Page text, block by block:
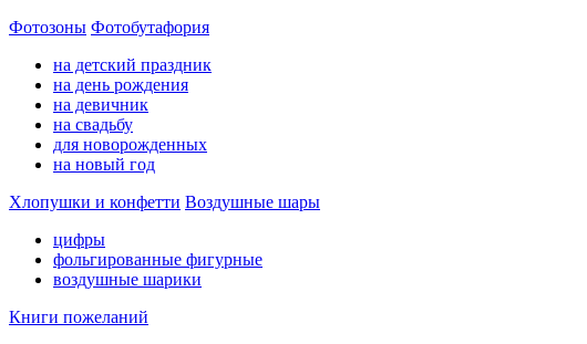
Фотозоны Фотобутафория
на детский праздник
на день рождения
на девичник
на свадьбу
для новорожденных
на новый год
Хлопушки и конфетти Воздушные шары
цифры
фольгированные фигурные
воздушные шарики
Книги пожеланий